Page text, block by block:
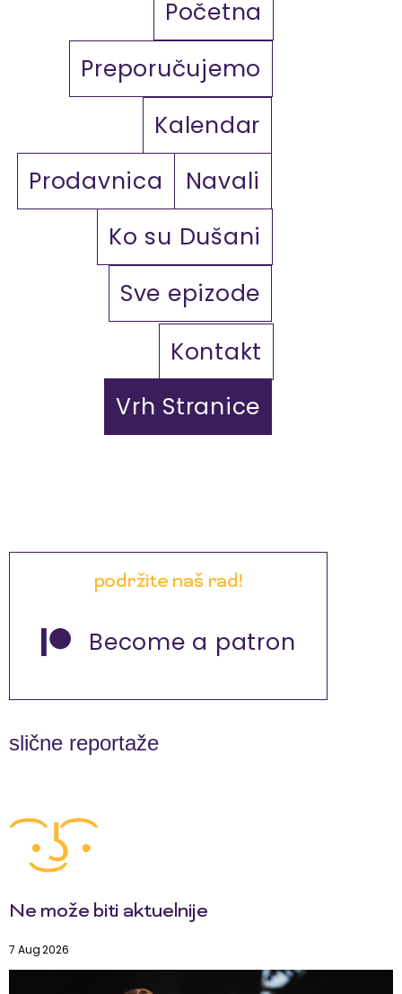
Početna
Preporučujemo
Kalendar
Prodavnica
Navali
Ko su Dušani
Sve epizode
Kontakt
Vrh Stranice
podržite naš rad!
Become a patron
slične reportaže
Ne može biti aktuelnije
7 Aug 2026